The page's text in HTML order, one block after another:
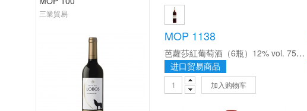
三業貿易
MOP 1138
芭蘿莎紅葡萄酒（6瓶）12% vol. 750ml/瓶
进口贸易商品
加入购物车